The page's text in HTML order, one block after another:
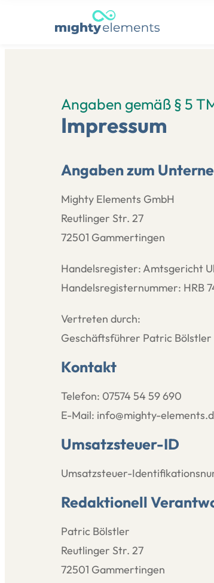
Angaben gemäß § 5
Impressum
Angaben zum
Mighty Elements GmbH
Reutlinger Str. 27
72501 Gammertingen
Handelsregister: Amtsgericht
Handelsregisternummer: HRB
Vertreten durch:
Geschäftsführer Patric Bölstler
Kontakt
Telefon: 07574 54 59 690
E-Mail: info@mighty-
Umsatzsteuer-ID
Umsatzsteuer-
Redaktionell
Patric Bölstler
Reutlinger Str. 27
72501 Gammertingen